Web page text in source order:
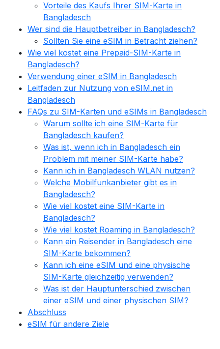
Vorteile des Kaufs Ihrer SIM-Karte in
Bangladesch
Wer sind die Hauptbetreiber in Bangladesch?
Sollten Sie eine eSIM in Betracht ziehen?
Wie viel kostet eine Prepaid-SIM-Karte in
Bangladesch?
Verwendung einer eSIM in Bangladesch
Leitfaden zur Nutzung von eSIM.net in
Bangladesch
FAQs zu SIM-Karten und eSIMs in Bangladesch
Warum sollte ich eine SIM-Karte für
Bangladesch kaufen?
Was ist, wenn ich in Bangladesch ein
Problem mit meiner SIM-Karte habe?
Kann ich in Bangladesch WLAN nutzen?
Welche Mobilfunkanbieter gibt es in
Bangladesch?
Wie viel kostet eine SIM-Karte in
Bangladesch?
Wie viel kostet Roaming in Bangladesch?
Kann ein Reisender in Bangladesch eine
SIM-Karte bekommen?
Kann ich eine eSIM und eine physische
SIM-Karte gleichzeitig verwenden?
Was ist der Hauptunterschied zwischen
einer eSIM und einer physischen SIM?
Abschluss
eSIM für andere Ziele